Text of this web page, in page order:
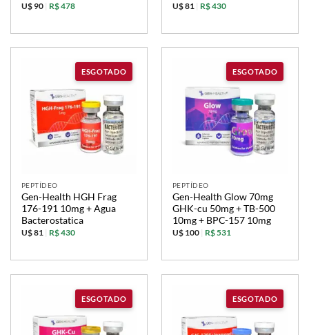
U$ 90 R$ 478 U$ 81 R$ 430
PEPTÍDEO
Gen-Health HGH Frag
176-191 10mg + Agua
Bacterostatica
U$ 81 R$ 430
PEPTÍDEO
Gen-Health Glow 70mg
GHK-cu 50mg + TB-500
10mg + BPC-157 10mg
U$ 100 R$ 531